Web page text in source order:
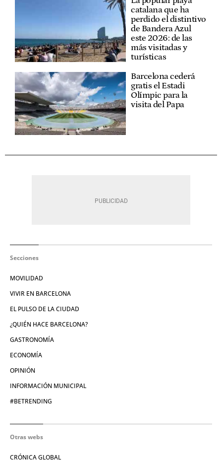
catalana que ha
perdido el distintivo
de Bandera Azul
este 2026: de las
más visitadas y
turísticas
Barcelona cederá
gratis el Estadi
Olímpic para la
visita del Papa
Secciones
MOVILIDAD
VIVIR EN BARCELONA
EL PULSO DE LA CIUDAD
¿QUIÉN HACE BARCELONA?
GASTRONOMÍA
ECONOMÍA
OPINIÓN
INFORMACIÓN MUNICIPAL
#BETRENDING
Otras webs
CRÓNICA GLOBAL